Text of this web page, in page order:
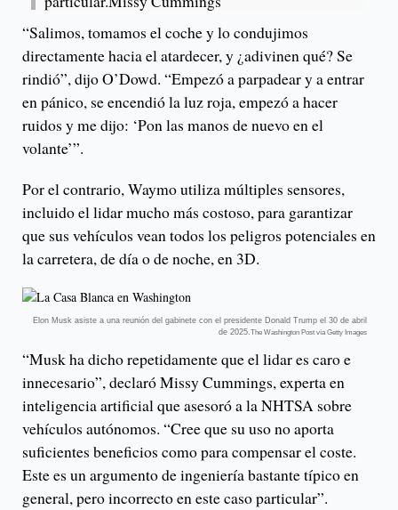
“Salimos, tomamos el coche y lo condujimos
directamente hacia el atardecer, y ¿adivinen qué? Se
rindió”, dijo O’Dowd. “Empezó a parpadear y a entrar
en pánico, se encendió la luz roja, empezó a hacer
ruidos y me dijo: ‘Pon las manos de nuevo en el
volante’”.
Por el contrario, Waymo utiliza múltiples sensores,
incluido el lidar mucho más costoso, para garantizar
que sus vehículos vean todos los peligros potenciales en
la carretera, de día o de noche, en 3D.
Elon Musk asiste a una reunión del gabinete con el presidente Donald Trump el 30 de abril
de 2025.The Washington Post vía Getty Images
“Musk ha dicho repetidamente que el lidar es caro e
innecesario”, declaró Missy Cummings, experta en
inteligencia artificial que asesoró a la NHTSA sobre
vehículos autónomos. “Cree que su uso no aporta
suficientes beneficios como para compensar el coste.
Este es un argumento de ingeniería bastante típico en
general, pero incorrecto en este caso particular”.